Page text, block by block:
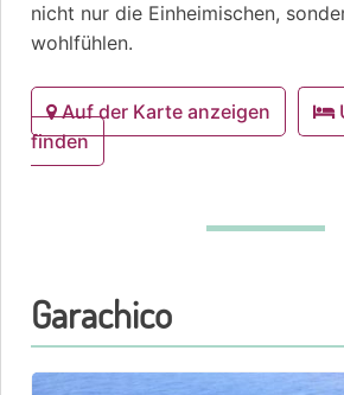
nicht nur die Einheimischen,
wohlfühlen.
Auf der Karte anzeigen
finden
Garachico